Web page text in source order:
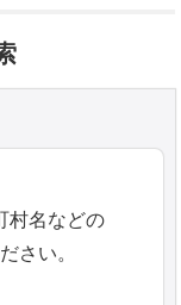
村名などの
さい。